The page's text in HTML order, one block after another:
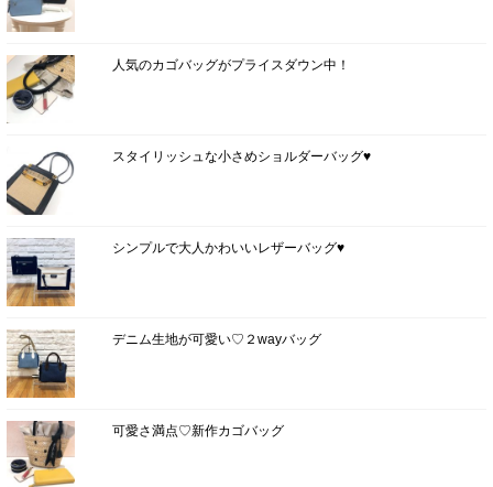
人気のカゴバッグがプライスダウン中！
スタイリッシュな小さめショルダーバッグ♥
シンプルで大人かわいいレザーバッグ♥
デニム生地が可愛い♡２wayバッグ
可愛さ満点♡新作カゴバッグ